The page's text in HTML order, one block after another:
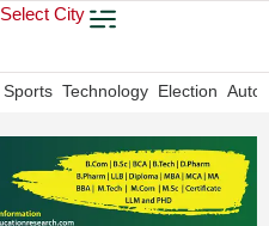
Select City
Sports Technology Election Auto